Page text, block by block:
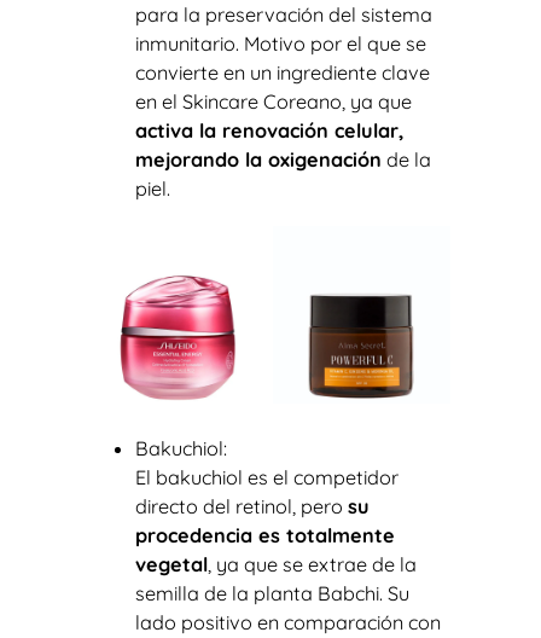
para la preservación del sistema
inmunitario. Motivo por el que se
convierte en un ingrediente clave
en el Skincare Coreano, ya que
activa la renovación celular,
mejorando la oxigenación de la
piel.
Bakuchiol:
El bakuchiol es el competidor
directo del retinol, pero su
procedencia es totalmente
vegetal, ya que se extrae de la
semilla de la planta Babchi. Su
lado positivo en comparación con